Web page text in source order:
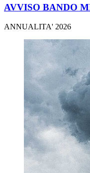
AVVISO BANDO
ANNUALITA' 2026